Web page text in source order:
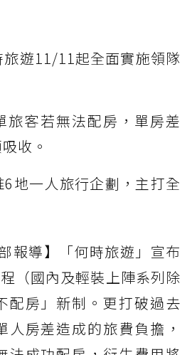
旅遊11/11起全面實施領隊
旅客若無法配房，單房差
收。
6地一人旅行企劃，主打全
報導】「何時旅遊」宣布
（國內及輕裝上陣系列除
配房」新制。更打破過去
人房差造成的旅費負擔，